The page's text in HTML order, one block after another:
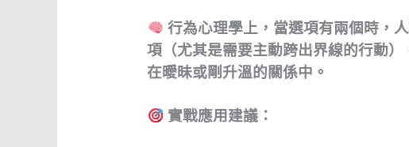
行為心理學上，當選項有兩個時，
項（尤其是需要主動跨出界線的行動
在曖昧或剛升溫的關係中。
實戰應用建議：